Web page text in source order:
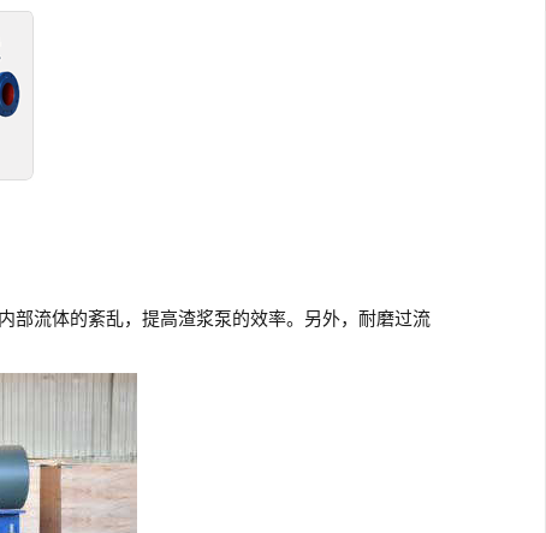
部流体的紊乱，提高渣浆泵的效率。另外，耐磨过流